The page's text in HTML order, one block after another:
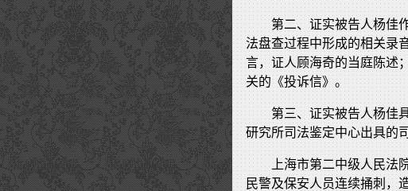
第二、证实被告人杨佳
法盘查过程中形成的相关录
言，证人顾海奇的当庭陈述
关的《投诉信》。
第三、证实被告人杨佳
研究所司法鉴定中心出具的
上海市第二中级人民法
民警及保安人员连续捅刺，